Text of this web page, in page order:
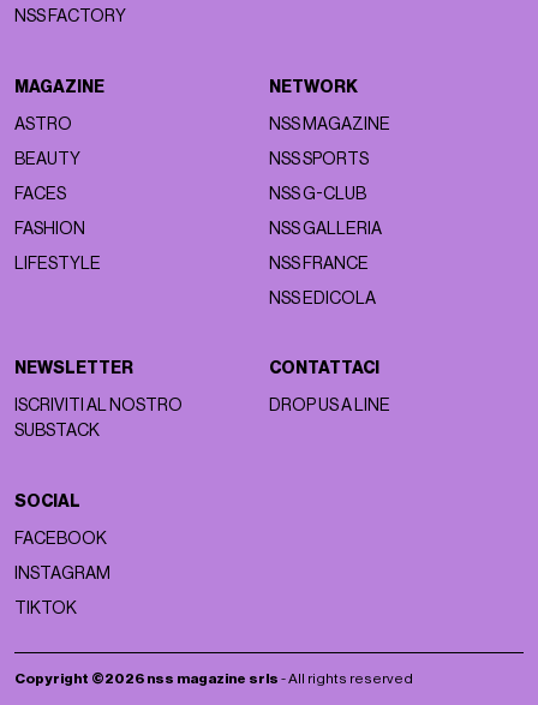
NSS FACTORY
MAGAZINE
ASTRO
BEAUTY
FACES
FASHION
LIFESTYLE
NETWORK
NSS MAGAZINE
NSS SPORTS
NSS G-CLUB
NSS GALLERIA
NSS FRANCE
NSS EDICOLA
NEWSLETTER
ISCRIVITI AL NOSTRO
SUBSTACK
CONTATTACI
DROP US A LINE
SOCIAL
FACEBOOK
INSTAGRAM
TIKTOK
Copyright ©2026 nss magazine srls - All rights reserved